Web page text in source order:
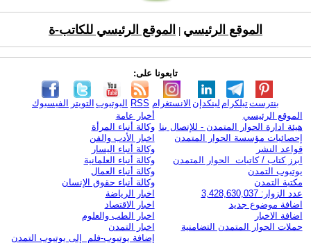
الموقع الرئيسي الموقع الرئيسي للكاتب-ة
تابعونا على:
الفيسبوك التويتر اليوتيوب RSS الانستغرام لينكدإن تيلكرامبنترست
الموقع الرئيسي
هيئة ادارة الحوار المتمدن - للإتصال بنا
إحصائيات مؤسسة الحوار المتمدن
قواعد النشر
ابرز كتاب / كاتبات الحوار المتمدن
يوتيوب التمدن
مكتبة التمدن
عدد الزوار: 3,428,630,037
اضافة موضوع جديد
اضافة الاخبار
حملات الحوار المتمدن التضامنية
أخبار عامة
وكالة أنباء المرأة
اخبار الأدب والفن
وكالة أنباء اليسار
وكالة أنباء العلمانية
وكالة أنباء العمال
وكالة أنباء حقوق الإنسان
اخبار الرياضة
اخبار الاقتصاد
اخبار الطب والعلوم
اخبار التمدن
إضافة يوتيوب-فلم إلى يوتيوب التمدن